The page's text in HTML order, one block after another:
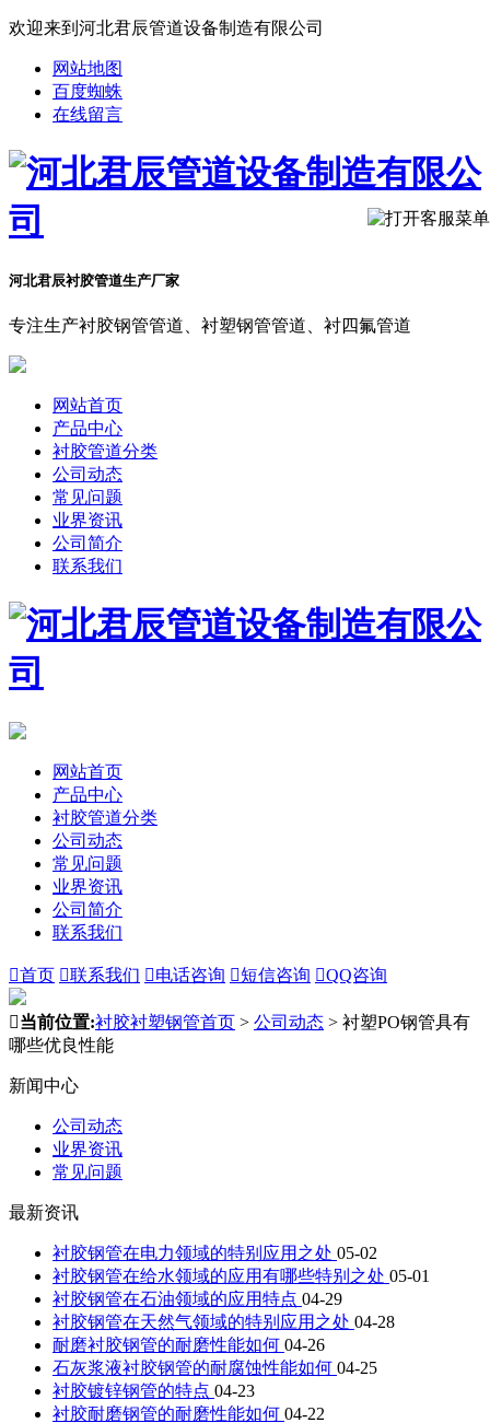
欢迎来到河北君辰管道设备制造有限公司
网站地图
百度蜘蛛
在线留言
河北君辰衬胶管道生产厂家
专注生产衬胶钢管管道、衬塑钢管管道、衬四氟管道
网站首页
产品中心
衬胶管道分类
公司动态
常见问题
业界资讯
公司简介
联系我们
网站首页
产品中心
衬胶管道分类
公司动态
常见问题
业界资讯
公司简介
联系我们
首页 联系我们 电话咨询 短信咨询 QQ咨询
当前位置:衬胶衬塑钢管首页 > 公司动态 > 衬塑PO钢管具有
哪些优良性能
新闻中心
公司动态
业界资讯
常见问题
最新资讯
衬胶钢管在电力领域的特别应用之处 05-02
衬胶钢管在给水领域的应用有哪些特别之处 05-01
衬胶钢管在石油领域的应用特点 04-29
衬胶钢管在天然气领域的特别应用之处 04-28
耐磨衬胶钢管的耐磨性能如何 04-26
石灰浆液衬胶钢管的耐腐蚀性能如何 04-25
衬胶镀锌钢管的特点 04-23
衬胶耐磨钢管的耐磨性能如何 04-22